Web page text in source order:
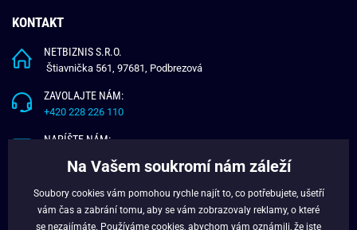
KONTAKT
NETBIZNIS S.R.O.
Štiavnička 561, 97681, Podbrezová
ZAVOLAJTE NÁM:
+420 228 226 110
NAPÍŠTE NÁM:
O NÁS
Na Vašem soukromí nám záleží
Soubory cookies vám pomohou rychle najít to, co potřebujete, ušetří
vám čas a zabrání tomu, aby se vám zobrazovaly reklamy, o které
se nezajímáte. Používáme cookies , abychom vám oznámili, že jste